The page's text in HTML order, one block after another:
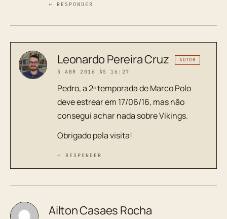
↩ RESPONDER
Leonardo Pereira Cruz AUTOR
3 ABR 2016 ÀS 16:27
Pedro, a 2ª temporada de Marco Polo
deve estrear em 17/06/16, mas não
consegui achar nada sobre Vikings.
Obrigado pela visita!
↩ RESPONDER
Ailton Casaes Rocha